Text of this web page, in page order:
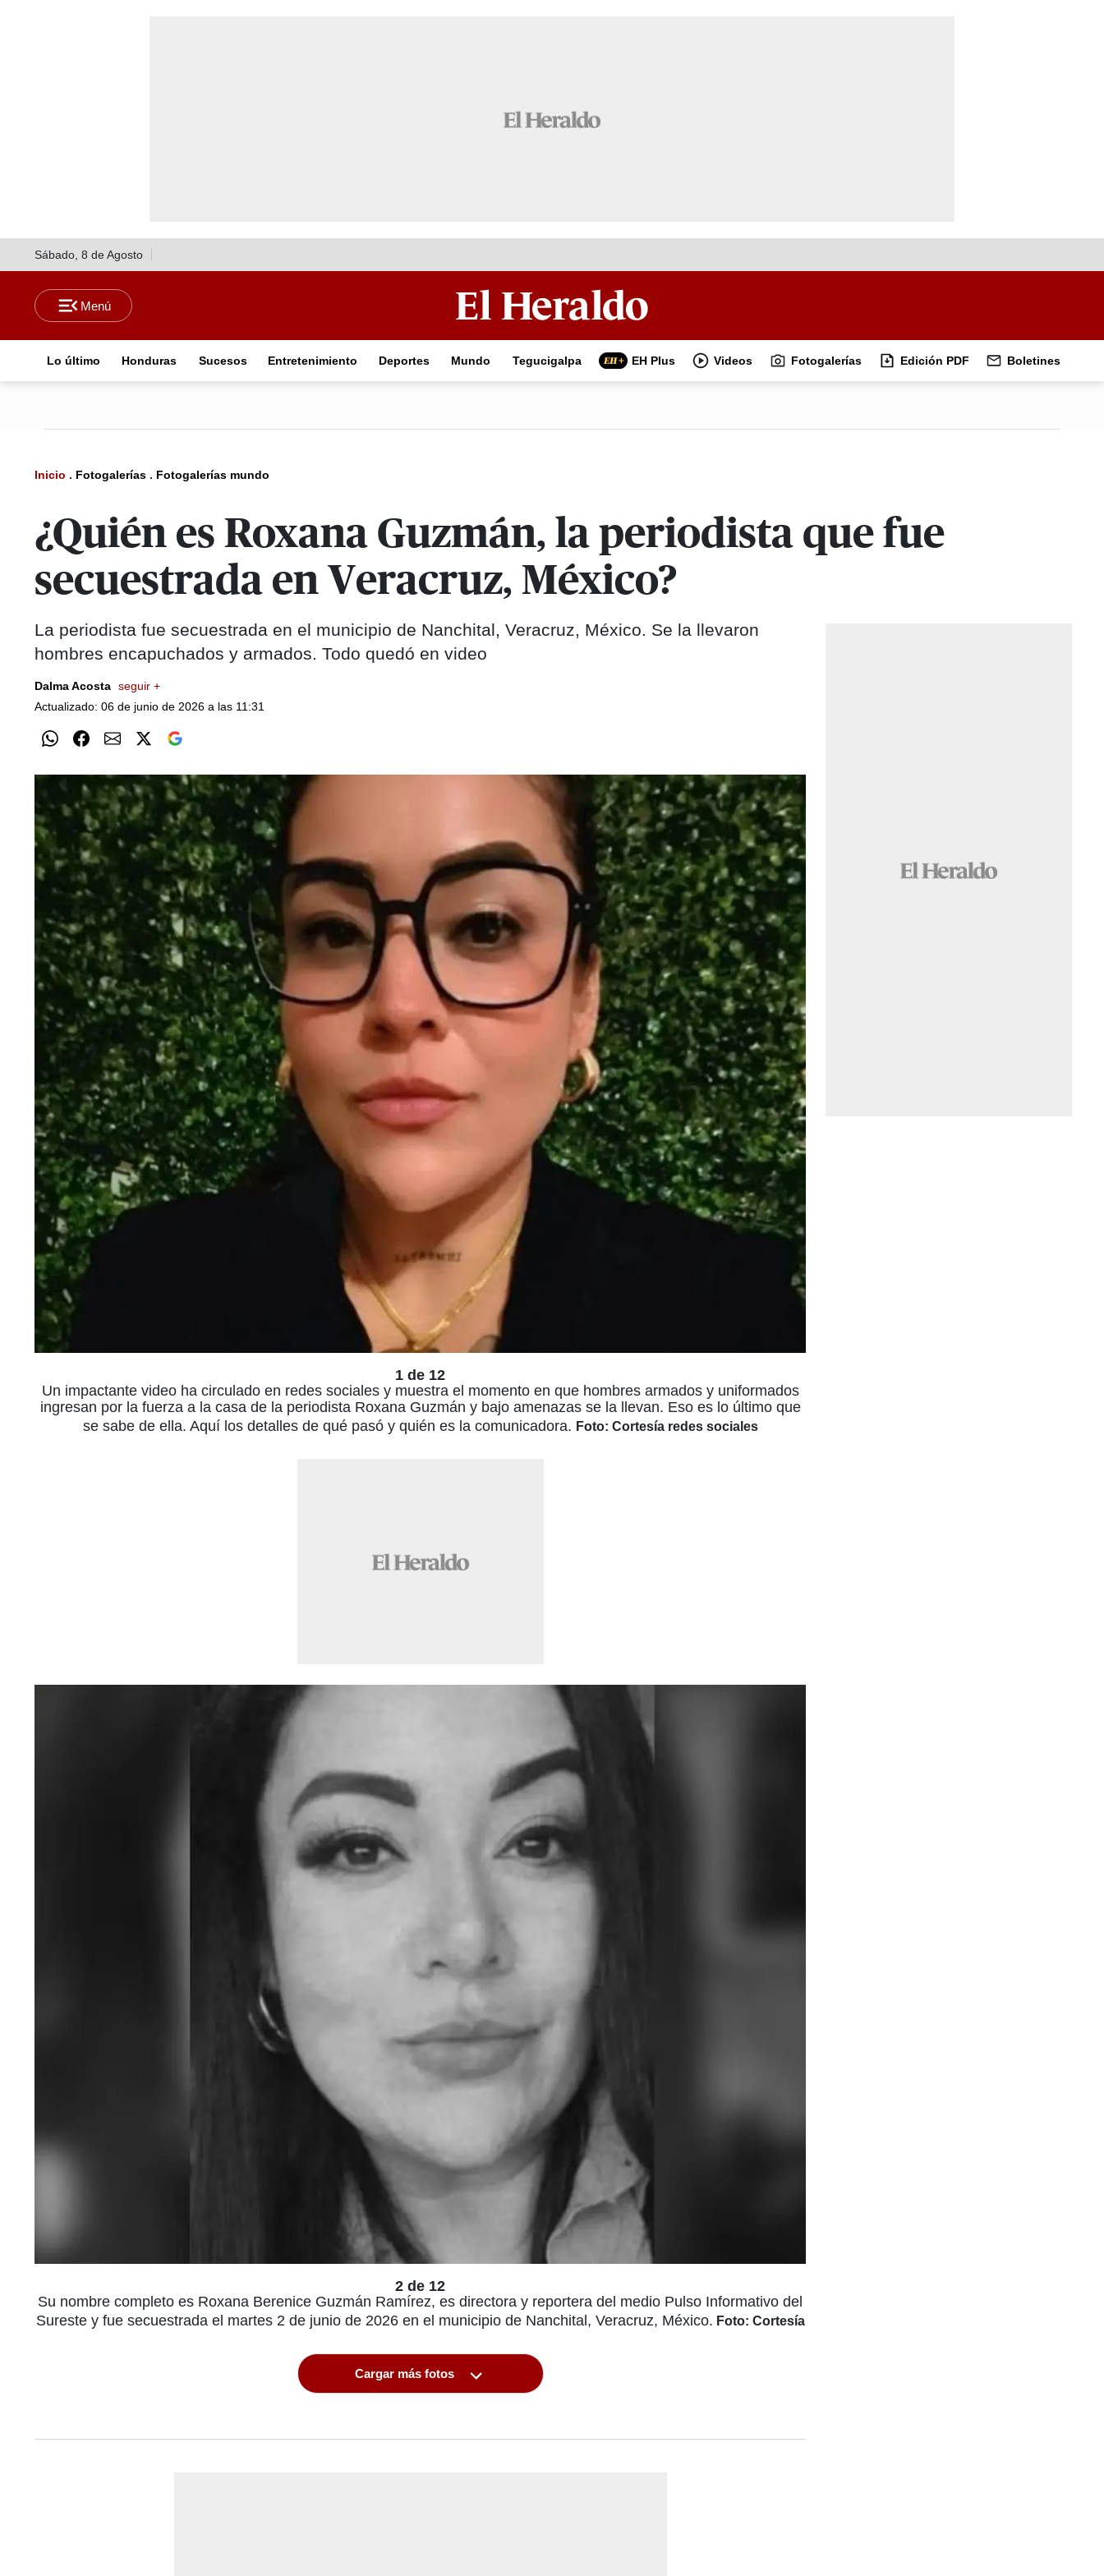
Sábado, 8 de Agosto
Lo último Honduras Sucesos Entretenimiento Deportes Mundo Tegucigalpa EH Plus Videos Fotogalerías Edición PDF Boletines
Inicio . Fotogalerías . Fotogalerías mundo
¿Quién es Roxana Guzmán, la periodista que fue
secuestrada en Veracruz, México?
La periodista fue secuestrada en el municipio de Nanchital, Veracruz, México. Se la llevaron
hombres encapuchados y armados. Todo quedó en video
Dalma Acosta seguir +
Actualizado: 06 de junio de 2026 a las 11:31
1 de 12
Un impactante video ha circulado en redes sociales y muestra el momento en que hombres armados y uniformados
ingresan por la fuerza a la casa de la periodista Roxana Guzmán y bajo amenazas se la llevan. Eso es lo último que
se sabe de ella. Aquí los detalles de qué pasó y quién es la comunicadora. Foto: Cortesía redes sociales
2 de 12
Su nombre completo es Roxana Berenice Guzmán Ramírez, es directora y reportera del medio Pulso Informativo del
Sureste y fue secuestrada el martes 2 de junio de 2026 en el municipio de Nanchital, Veracruz, México. Foto: Cortesía
Cargar más fotos